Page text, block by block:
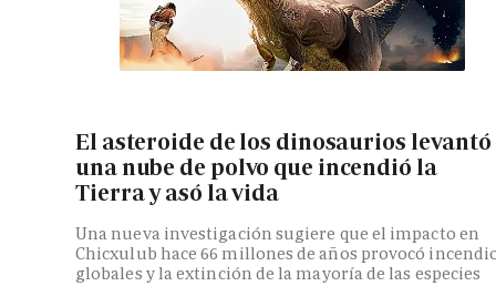
El asteroide de los dinosaurios levantó
una nube de polvo que incendió la
Tierra y asó la vida
Una nueva investigación sugiere que el impacto en
Chicxulub hace 66 millones de años provocó
globales y la extinción de la mayoría de las especies